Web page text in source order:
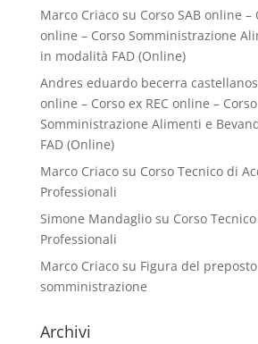
Marco Criacosu Corso SAB online –
online – Corso Somministrazione
in modalità FAD (Online)
Andres eduardo becerra castellanos
online – Corso ex REC online – Corso
Somministrazione Alimenti e
FAD (Online)
Marco Criacosu Corso Tecnico di
Professionali
Simone Mandagliosu Corso
Professionali
Marco Criacosu Figura del
somministrazione
Archivi